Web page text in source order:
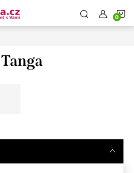
Tanga